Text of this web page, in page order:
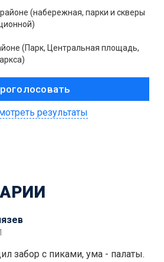
(набережная, парки и скверы
(Парк, Центральная площадь,
результаты
забор с пиками, ума - палаты.